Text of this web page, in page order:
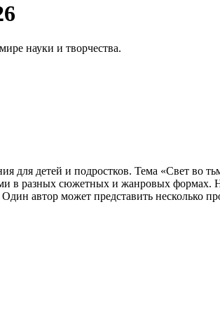
науки и творчества.
для детей и подростков. Тема «Свет во
в разных сюжетных и жанровых
автор может представить